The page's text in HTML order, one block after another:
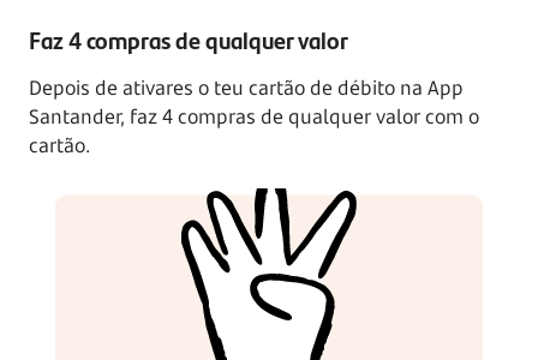
Faz 4 compras de qualquer valor
Depois de ativares o teu cartão de débito na App
Santander, faz 4 compras de qualquer valor com o
cartão.